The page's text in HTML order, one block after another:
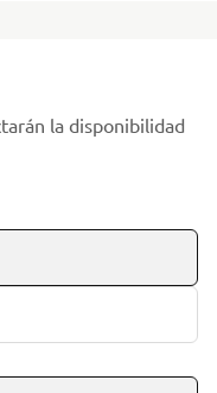
la disponibilidad